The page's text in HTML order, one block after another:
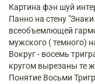
Картина фэн шуй
Панно на стену
всеобъемлющей
мужского ( темного)
Вокруг - восемь
кругом вырезаны те
Понятие Восьми